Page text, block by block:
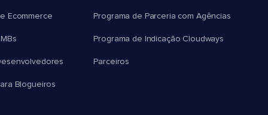
Ecommerce
Blogueiros
Programa de Parceria com Agências
Programa de Indicação Cloudways
Parceiros